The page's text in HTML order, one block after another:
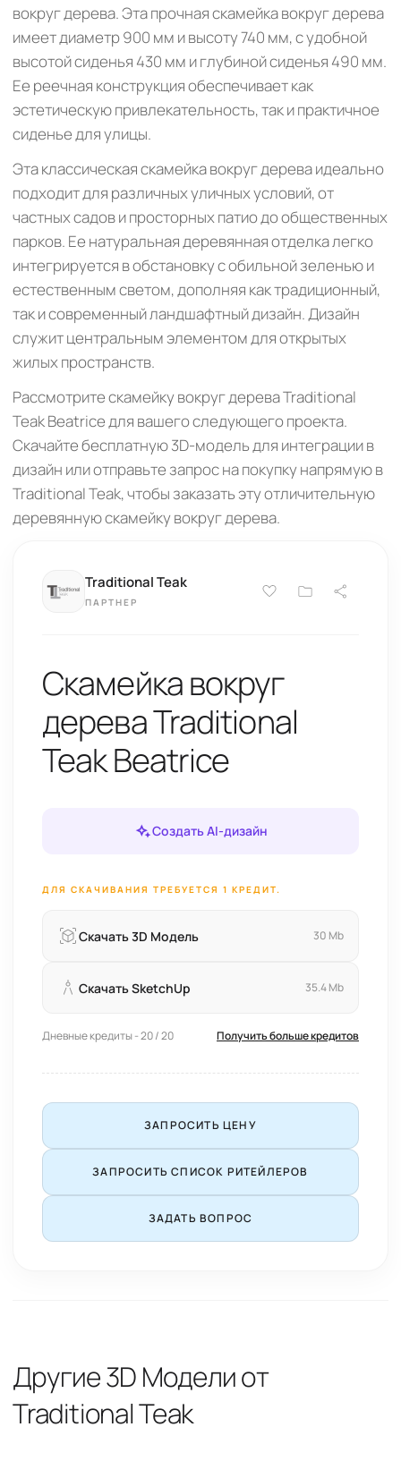
вокруг дерева. Эта прочная скамейка вокруг дерева
имеет диаметр 900 мм и высоту 740 мм, с удобной
высотой сиденья 430 мм и глубиной сиденья 490 мм.
Ее реечная конструкция обеспечивает как
эстетическую привлекательность, так и практичное
сиденье для улицы.
Эта классическая скамейка вокруг дерева идеально
подходит для различных уличных условий, от
частных садов и просторных патио до общественных
парков. Ее натуральная деревянная отделка легко
интегрируется в обстановку с обильной зеленью и
естественным светом, дополняя как традиционный,
так и современный ландшафтный дизайн. Дизайн
служит центральным элементом для открытых
жилых пространств.
Рассмотрите скамейку вокруг дерева Traditional
Teak Beatrice для вашего следующего проекта.
Скачайте бесплатную 3D-модель для интеграции в
дизайн или отправьте запрос на покупку напрямую в
Traditional Teak, чтобы заказать эту отличительную
деревянную скамейку вокруг дерева.
Traditional Teak
ПАРТНЕР
Скамейка вокруг
дерева Traditional
Teak Beatrice
Создать AI-дизайн
ДЛЯ СКАЧИВАНИЯ ТРЕБУЕТСЯ 1 КРЕДИТ.
Скачать 3D Модель 30 Mb
Скачать SketchUp 35.4 Mb
Дневные кредиты - 20 / 20 Получить больше кредитов
ЗАПРОСИТЬ ЦЕНУ
ЗАПРОСИТЬ СПИСОК РИТЕЙЛЕРОВ
ЗАДАТЬ ВОПРОС
Другие 3D Модели от
Traditional Teak